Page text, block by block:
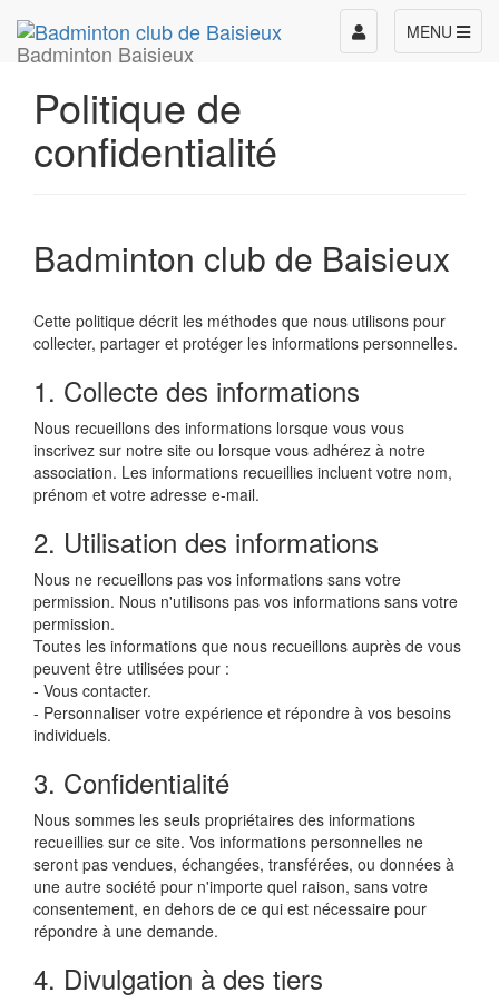
Badminton Baisieux
MENU
Toggle
navigation
Politique de
confidentialité
Badminton club de Baisieux
Cette politique décrit les méthodes que nous utilisons pour
collecter, partager et protéger les informations personnelles.
1. Collecte des informations
Nous recueillons des informations lorsque vous vous
inscrivez sur notre site ou lorsque vous adhérez à notre
association. Les informations recueillies incluent votre nom,
prénom et votre adresse e-mail.
2. Utilisation des informations
Nous ne recueillons pas vos informations sans votre
permission. Nous n'utilisons pas vos informations sans votre
permission.
Toutes les informations que nous recueillons auprès de vous
peuvent être utilisées pour :
- Vous contacter.
- Personnaliser votre expérience et répondre à vos besoins
individuels.
3. Confidentialité
Nous sommes les seuls propriétaires des informations
recueillies sur ce site. Vos informations personnelles ne
seront pas vendues, échangées, transférées, ou données à
une autre société pour n'importe quel raison, sans votre
consentement, en dehors de ce qui est nécessaire pour
répondre à une demande.
4. Divulgation à des tiers